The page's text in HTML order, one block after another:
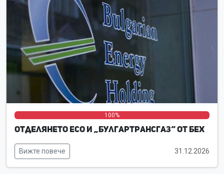
0%
0% 100%
Отделянето ЕСО и „Булгартрансгаз“ от БЕХ
Вижте повече 31.12.2026